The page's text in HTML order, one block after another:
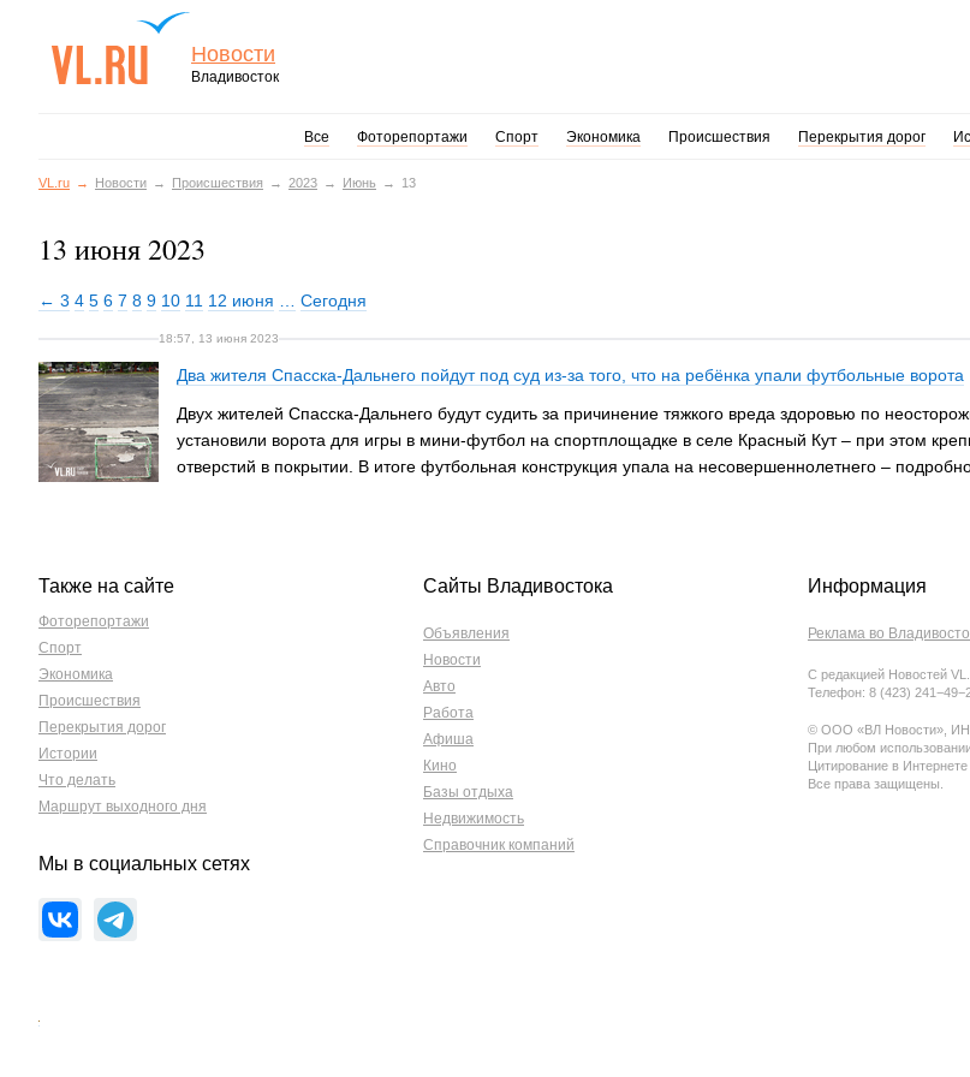
Новости
Владивосток
Все Фоторепортажи Спорт Экономика Происшествия Перекрытия дорог
VL.ru Новости Происшествия 2023 Июнь 13
13 июня 2023
← 3 4 5 6 7 8 9 10 11 12 июня Сегодня
18:57, 13 июня 2023
Два жителя Спасска-Дальнего пойдут под суд из-за того, что на ребёнка упали футбольные ворота
Двух жителей Спасска-Дальнего будут судить за причинение тяжкого вреда здоровью по
установили ворота для игры в мини-футбол на спортплощадке в селе Красный Кут – при этом
отверстий в покрытии. В итоге футбольная конструкция упала на несовершеннолетнего –
Также на сайте
Фоторепортажи
Спорт
Экономика
Происшествия
Перекрытия дорог
Истории
Что делать
Маршрут выходного дня
Мы в социальных сетях
Сайты Владивостока
Объявления
Новости
Авто
Работа
Афиша
Кино
Базы отдыха
Недвижимость
Справочник компаний
Информация
Реклама во
С редакцией Новостей
Телефон: 8 (423)
© ООО «ВЛ Новости»,
При любом
Цитирование в
Все права защищены.